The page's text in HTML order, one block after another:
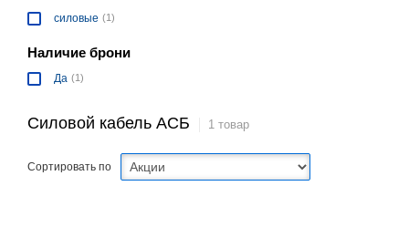
силовые (1)
Наличие брони
Да (1)
Силовой кабель АСБ 1 товар
Сортировать по